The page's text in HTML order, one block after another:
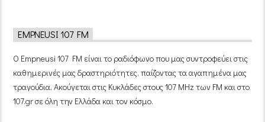
EMPNEUSI 107 FM
Ο Empneusi 107 FM είναι το ραδιόφωνο που μας συντροφεύει στις
καθημερινές μας δραστηριότητες, παίζοντας τα αγαπημένα μας
τραγούδια. Ακούγεται στις Κυκλάδες στους 107 MHz των FM και στο
107.gr σε όλη την Ελλάδα και τον κόσμο.